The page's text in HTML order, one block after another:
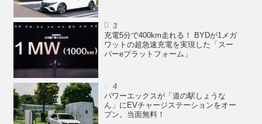
充電5分で400km走れる！ BYDが1メガ
ワットの超急速充電を実現した「スー
パーeプラットフォーム」
パワーエックスが「道の駅しょうな
ん」にEVチャージステーションをオー
プン。当面無料！